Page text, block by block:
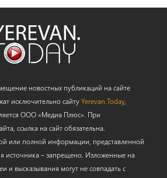
новостных публикаций на сайте
исключительно сайтуYerevan.Today,
ООО «Медиа Плюс». При
ссылка на сайт обязательна.
или полной информации, представленной
источника – запрещено. Изложенные на
и высказывания могут не совпадать с